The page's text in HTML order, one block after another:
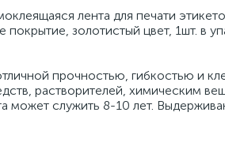
лента для печати
золотистый цвет, 1шт. в
прочностью, гибкостью и
растворителей, химическим
может служить 8-10 лет.